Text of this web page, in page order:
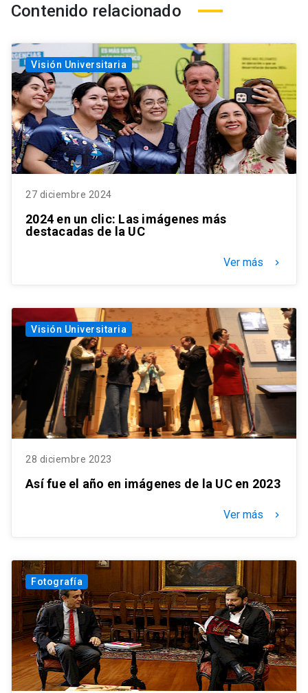
Contenido relacionado
Visión Universitaria
27 diciembre 2024
2024 en un clic: Las imágenes más
destacadas de la UC
Ver más keyboard_arrow_right
Visión Universitaria
28 diciembre 2023
Así fue el año en imágenes de la UC en 2023
Ver más keyboard_arrow_right
Fotografía